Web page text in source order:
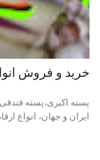
بهترین پسته
پسته رفسنجان
خرید پسته
دانستنیهای
خرید و فروش
پسته اکبری،پسته
ایران و جهان، انواع